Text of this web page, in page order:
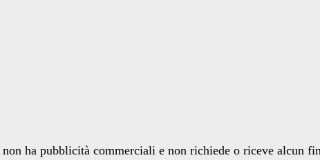
non ha pubblicità commerciali e non richiede o riceve alcun